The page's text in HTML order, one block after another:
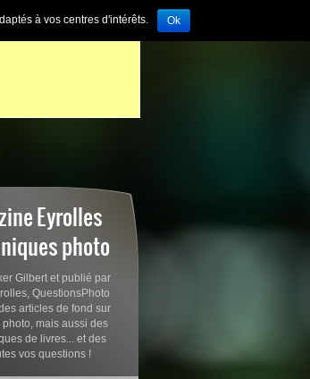
Eyrolles
photo
Gilbert et publié par
QuestionsPhoto
articles de fond sur
photo, mais aussi des
de livres... et des
vos questions !
à vos centres d'intérêts. Ok